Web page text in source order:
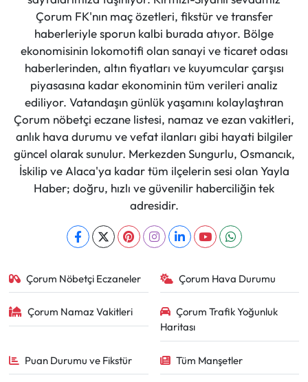
Çorum FK'nın maç özetleri, fikstür ve transfer
haberleriyle sporun kalbi burada atıyor. Bölge
ekonomisinin lokomotifi olan sanayi ve ticaret odası
haberlerinden, altın fiyatları ve kuyumcular çarşısı
piyasasına kadar ekonominin tüm verileri analiz
ediliyor. Vatandaşın günlük yaşamını kolaylaştıran
Çorum nöbetçi eczane listesi, namaz ve ezan vakitleri,
anlık hava durumu ve vefat ilanları gibi hayati bilgiler
güncel olarak sunulur. Merkezden Sungurlu, Osmancık,
İskilip ve Alaca'ya kadar tüm ilçelerin sesi olan Yayla
Haber; doğru, hızlı ve güvenilir haberciliğin tek
adresidir.
Çorum Nöbetçi Eczaneler Çorum Hava Durumu
Çorum Namaz Vakitleri
Çorum Trafik Yoğunluk
Haritası
Puan Durumu ve Fikstür Tüm Manşetler